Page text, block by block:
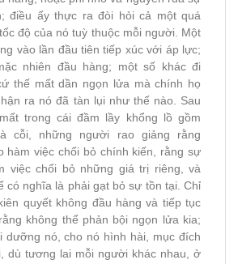
điều ấy thực ra đòi hỏi cả một quá
độ của nó tuỳ thuộc mỗi người. Một
vào lần đầu tiên tiếp xúc với áp lực;
nhiên đầu hàng; một số khác đi
thế mất dần ngọn lửa mà chính họ
ra nó đã tàn lụi như thế nào. Sau
trong cái đầm lầy khổng lồ gồm
cỗi, những người rao giảng rằng
hàm việc chối bỏ chính kiến, rằng sự
việc chối bỏ những giá trị riêng, và
có nghĩa là phải gạt bỏ sự tồn tại. Chỉ
quyết không đầu hàng và tiếp tục
không thể phản bội ngọn lửa kia;
dưỡng nó, cho nó hình hài, mục đích
dù tương lai mỗi người khác nhau, ở